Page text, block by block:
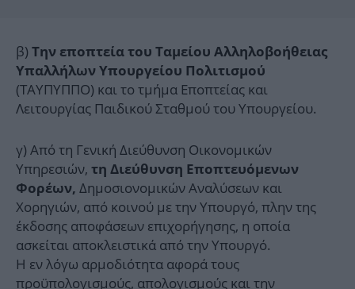
β) Την εποπτεία του Ταμείου Αλληλοβοήθειας
Υπαλλήλων Υπουργείου Πολιτισμού
(ΤΑΥΠΥΠΠΟ) και το τμήμα Εποπτείας και
Λειτουργίας Παιδικού Σταθμού του Υπουργείου.
γ) Από τη Γενική Διεύθυνση Οικονομικών
Υπηρεσιών, τη Διεύθυνση Εποπτευόμενων
Φορέων, Δημοσιονομικών Αναλύσεων και
Χορηγιών, από κοινού με την Υπουργό, πλην της
έκδοσης αποφάσεων επιχορήγησης, η οποία
ασκείται αποκλειστικά από την Υπουργό.
Η εν λόγω αρμοδιότητα αφορά τους
προϋπολογισμούς, απολογισμούς και την